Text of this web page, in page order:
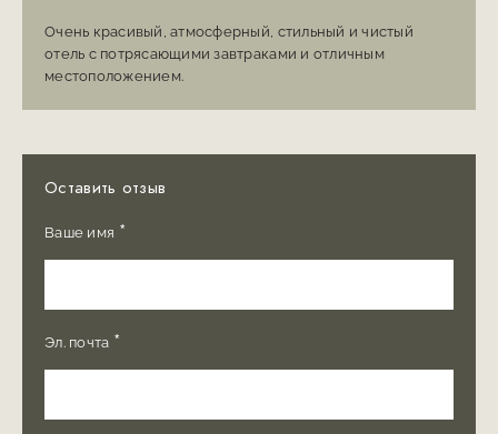
Очень красивый, атмосферный, стильный и чистый
отель с потрясающими завтраками и отличным
местоположением.
Оставить отзыв
Ваше имя *
Эл. почта *